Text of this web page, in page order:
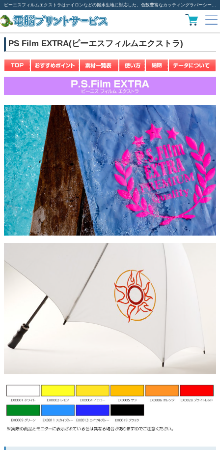
ピーエスフィルムエクストラはナイロンなどの撥水生地に対応した、色数豊富なカッティングラバーシートです。
PS Film EXTRA(ピーエスフィルムエクストラ)